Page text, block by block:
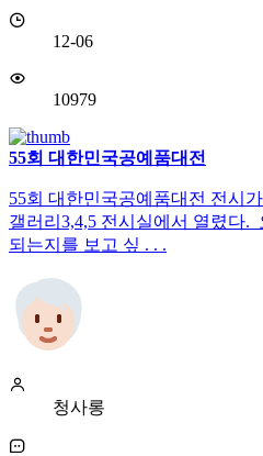
12-06
10979
55회 대한민국공예품대전
55회 대한민국공예품대전 전시
갤러리3,4,5 전시실에서 열렸다.
되는지를 보고 싶 . . .
청사롱